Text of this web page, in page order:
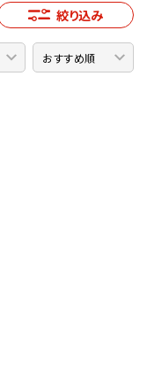
絞り込み